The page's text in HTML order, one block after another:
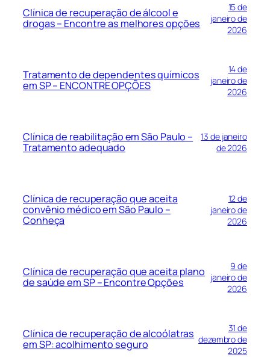
Clínica de recuperação de álcool e
drogas – Encontre as melhores opções
15 de
janeiro de
2026
Tratamento de dependentes químicos
em SP – ENCONTRE OPÇÕES
14 de
janeiro de
2026
Clínica de reabilitação em São Paulo –
Tratamento adequado
13 de janeiro
de 2026
Clínica de recuperação que aceita
convênio médico em São Paulo –
Conheça
12 de
janeiro de
2026
Clínica de recuperação que aceita plano
de saúde em SP – Encontre Opções
9 de
janeiro de
2026
Clínica de recuperação de alcoólatras
em SP: acolhimento seguro
31 de
dezembro de
2025